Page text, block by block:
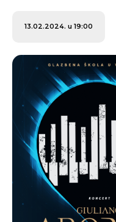
13.02.2024. u 19:00